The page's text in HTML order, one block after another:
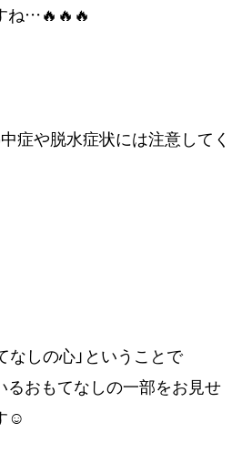
ね…🔥🔥🔥
症や脱水症状には注意してく
なしの心」ということで
るおもてなしの一部をお見せ
☺